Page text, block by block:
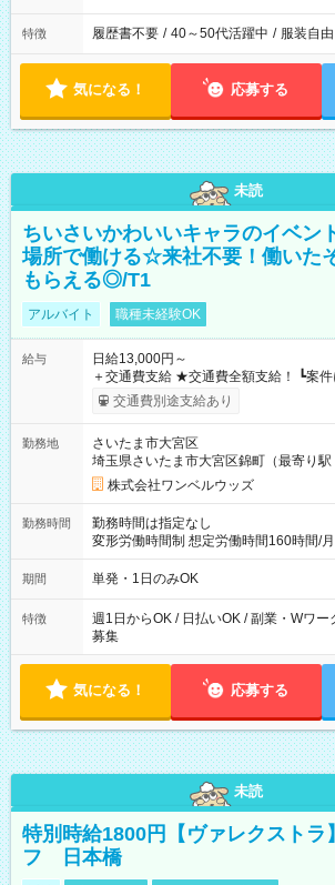
特徴 履歴書不要 / 40～50代活躍中 / 服装自由
気になる！ 応募する
未読
ちいさいかわいいキャラのイベン
場所で働ける☆来社不要！働いた
もらえる◎/T1
アルバイト 職種未経験OK
給与
日給13,000円～
＋交通費支給 ★交通費全額支給！ ┗案件により規定あり ★日払
いOK！（規定あり） ┗働いたその日に
ンビニATMから 日払い分を引き落とせます！ 【試用
交通費別途支給あり
勤務地
さいたま市大宮区
埼玉県さいたま市大宮区錦町（最寄り駅
株式会社ワンベルウッズ
勤務時間
勤務時間は指定なし
変形労働時間制 想定労働時間160時間/月 【シフト例】 ・8：00
～21：00
期間 単発・1日のみOK
特徴
週1日からOK / 日払いOK / 副業・Wワ
募集
気になる！ 応募する
未読
特別時給1800円【ヴァレクストラ
フ 日本橋